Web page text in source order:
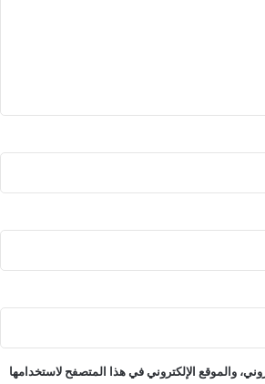
والموقع الإلكتروني في هذا المتصفح لاستخدامها